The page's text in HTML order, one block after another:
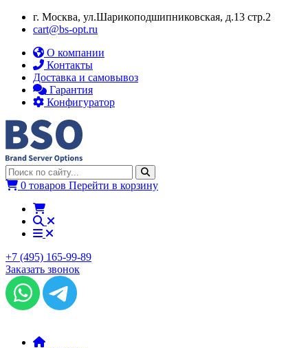
г. Москва, ул.​​Шарикоподшипниковская, д.13 стр.2
cart@bs-opt.ru
О компании
Контакты
Доставка и самовывоз
Гарантия
Конфигуратор
0 товаров Перейти в корзину
+7 (495) 165-99-89
Заказать звонок